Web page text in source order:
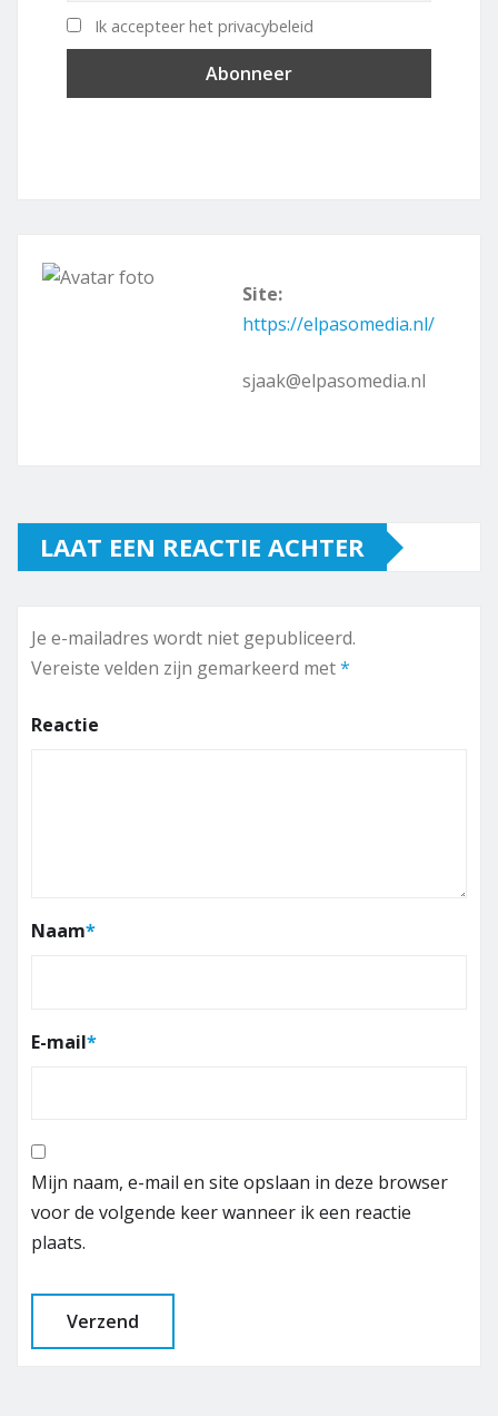
Ik accepteer het privacybeleid
Site:
https://elpasomedia.nl/
sjaak@elpasomedia.nl
LAAT EEN REACTIE ACHTER
Je e-mailadres wordt niet gepubliceerd.
Vereiste velden zijn gemarkeerd met*
Reactie
Naam*
E-mail*
Mijn naam, e-mail en site opslaan in deze browser
voor de volgende keer wanneer ik een reactie
plaats.